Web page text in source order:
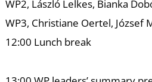
WP2, László Lelkes, Bianka
WP3, Christiane Oertel, József
12:00 Lunch break